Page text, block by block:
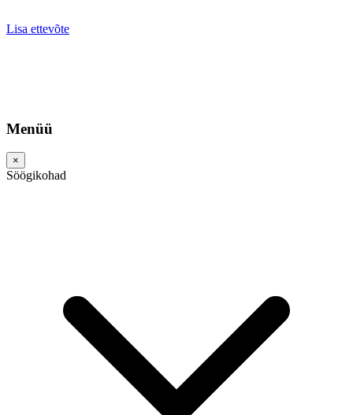
Lisa ettevõte
Menüü
×
Söögikohad